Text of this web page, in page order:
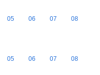
05 06 07 08
05 06 07 08